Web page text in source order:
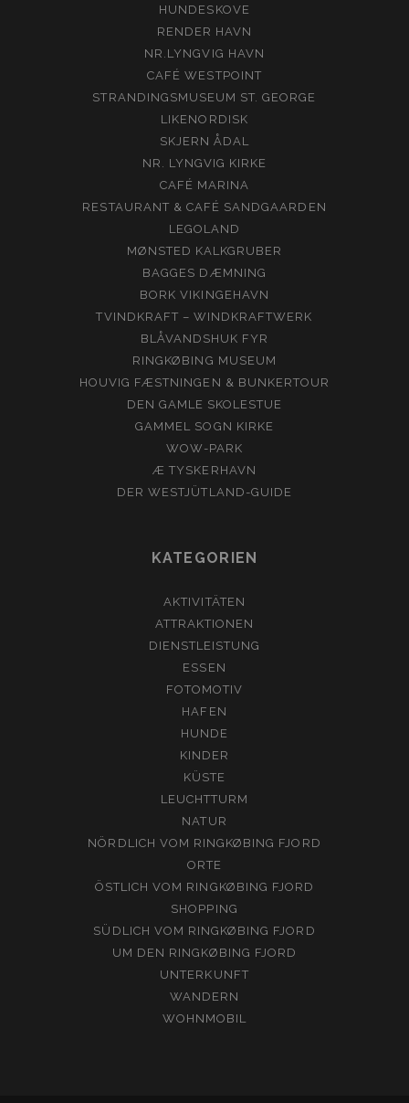
HUNDESKOVE
RENDER HAVN
NR.LYNGVIG HAVN
CAFÉ WESTPOINT
STRANDINGSMUSEUM ST. GEORGE
LIKENORDISK
SKJERN ÅDAL
NR. LYNGVIG KIRKE
CAFÉ MARINA
RESTAURANT & CAFÉ SANDGAARDEN
LEGOLAND
MØNSTED KALKGRUBER
BAGGES DÆMNING
BORK VIKINGEHAVN
TVINDKRAFT – WINDKRAFTWERK
BLÅVANDSHUK FYR
RINGKØBING MUSEUM
HOUVIG FÆSTNINGEN & BUNKERTOUR
DEN GAMLE SKOLESTUE
GAMMEL SOGN KIRKE
WOW-PARK
Æ TYSKERHAVN
DER WESTJÜTLAND-GUIDE
KATEGORIEN
AKTIVITÄTEN
ATTRAKTIONEN
DIENSTLEISTUNG
ESSEN
FOTOMOTIV
HAFEN
HUNDE
KINDER
KÜSTE
LEUCHTTURM
NATUR
NÖRDLICH VOM RINGKØBING FJORD
ORTE
ÖSTLICH VOM RINGKØBING FJORD
SHOPPING
SÜDLICH VOM RINGKØBING FJORD
UM DEN RINGKØBING FJORD
UNTERKUNFT
WANDERN
WOHNMOBIL